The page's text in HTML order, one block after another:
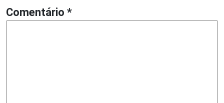
Comentário *